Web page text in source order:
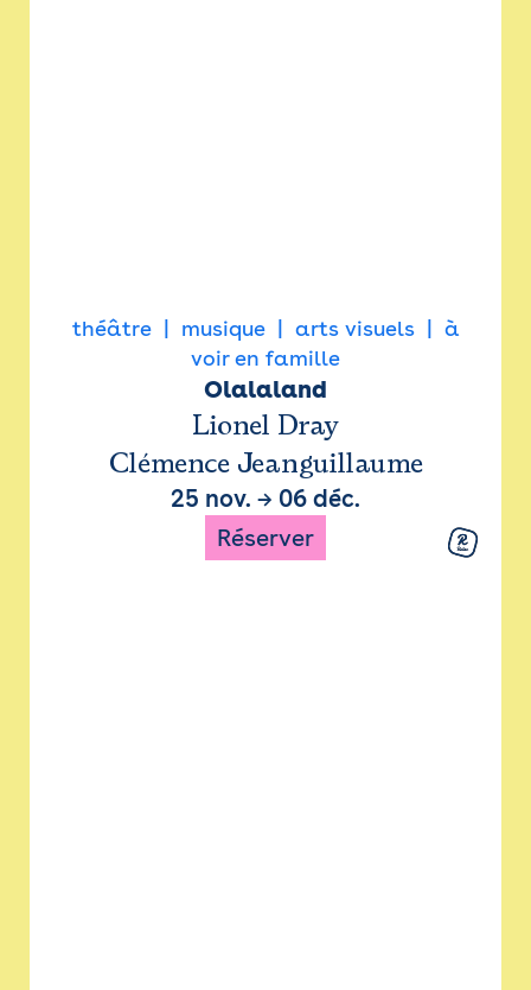
théâtre musique arts visuels
à
voir en famille
Olalaland
Lionel Dray
Clémence Jeanguillaume
25 nov. → 06 déc.
Réserver